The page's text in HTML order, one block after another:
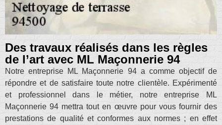
Des travaux réalisés dans les règles
de l’art avec ML Maçonnerie 94
Notre entreprise ML Maçonnerie 94 a comme objectif de
répondre et de satisfaire toute notre clientèle. Expérimenté
et professionnel dans le métier, notre entreprise ML
Maçonnerie 94 mettra tout en œuvre pour vous fournir des
prestations de qualité et conformes aux normes ; en effet